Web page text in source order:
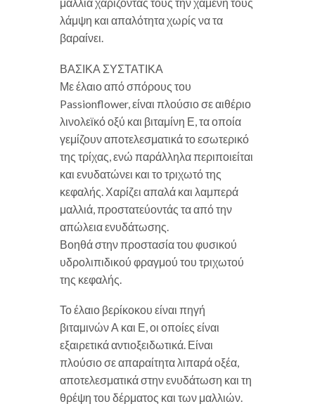
μαλλιά χαρίζοντάς τους την χαμένη τους
λάμψη και απαλότητα χωρίς να τα
βαραίνει.
ΒΑΣΙΚΑ ΣΥΣΤΑΤΙΚΑ
Με έλαιο από σπόρους του
Passionflower, είναι πλούσιο σε αιθέριο
λινολεϊκό οξύ και βιταμίνη Ε, τα οποία
γεμίζουν αποτελεσματικά το εσωτερικό
της τρίχας, ενώ παράλληλα περιποιείται
και ενυδατώνει και το τριχωτό της
κεφαλής. Χαρίζει απαλά και λαμπερά
μαλλιά, προστατεύοντάς τα από την
απώλεια ενυδάτωσης.
Βοηθά στην προστασία του φυσικού
υδρολιπιδικού φραγμού του τριχωτού
της κεφαλής.
Το έλαιο βερίκοκου είναι πηγή
βιταμινών Α και Ε, οι οποίες είναι
εξαιρετικά αντιοξειδωτικά. Είναι
πλούσιο σε απαραίτητα λιπαρά οξέα,
αποτελεσματικά στην ενυδάτωση και τη
θρέψη του δέρματος και των μαλλιών.